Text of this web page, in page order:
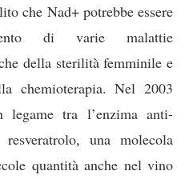
che Nad+ potrebbe essere
di varie malattie
della sterilità femminile e
chemioterapia. Nel 2003
legame tra l’enzima anti-
una molecola
quantità anche nel vino